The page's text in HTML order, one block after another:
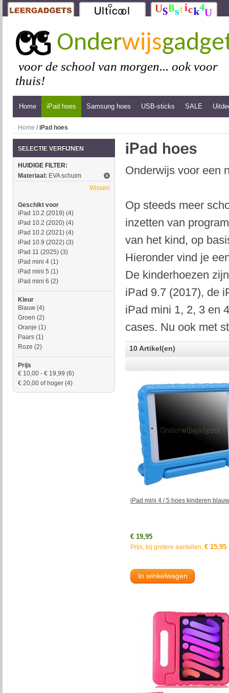
Onderwijs
voor de school van morgen... ook voor
thuis!
Home iPad hoes Samsung hoes USB-sticks SALE
Home /iPad hoes
Onderwijs voor een
Op steeds meer
inzetten van
van het kind, op
Hieronder vind je
De kinderhoezen
iPad 9.7 (2017), de
iPad mini 1, 2, 3 en
cases. Nu ook met
10 Artikel(en)
iPad mini 4 / 5 hoes kinderen blauw
€ 19,95
Prijs, bij grotere aantallen: € 15,95
In winkelwagen
SELECTIE VERFIJNEN
HUIDIGE FILTER:
Materiaal: EVA schuim
Wissen
Geschikt voor
iPad 10.2 (2019) (4)
iPad 10.2 (2020) (4)
iPad 10.2 (2021) (4)
iPad 10.9 (2022) (3)
iPad 11 (2025) (3)
iPad mini 4 (1)
iPad mini 5 (1)
iPad mini 6 (2)
Kleur
Blauw (4)
Groen (2)
Oranje (1)
Paars (1)
Roze (2)
Prijs
€ 10,00 - € 19,99 (6)
€ 20,00 of hoger (4)